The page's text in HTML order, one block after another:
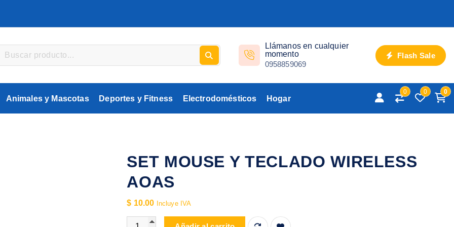
Llámanos en cualquier
momento
0958859069
Flash Sale
Animales y Mascotas Deportes y Fitness Electrodomésticos Hogar
0 0 0
SET MOUSE Y TECLADO WIRELESS
AOAS
$ 10.00 Incluye IVA
SET MOUSE Y TECLADO WIRELESS AOAS cantidad